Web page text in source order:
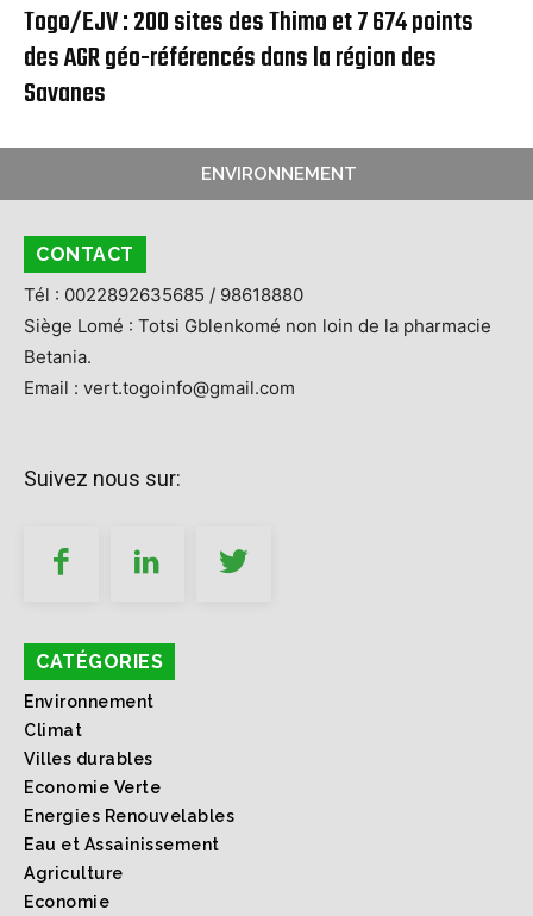
Togo/EJV : 200 sites des Thimo et 7 674 points
des AGR géo-référencés dans la région des
Savanes
ENVIRONNEMENT
CONTACT
Tél : 0022892635685 / 98618880
Siège Lomé : Totsi Gblenkomé non loin de la pharmacie
Betania.
Email : vert.togoinfo@gmail.com
Suivez nous sur:
CATÉGORIES
Environnement
Climat
Villes durables
Economie Verte
Energies Renouvelables
Eau et Assainissement
Agriculture
Economie